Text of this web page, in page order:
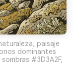
paisaje
dominantes
#3D3A2F,